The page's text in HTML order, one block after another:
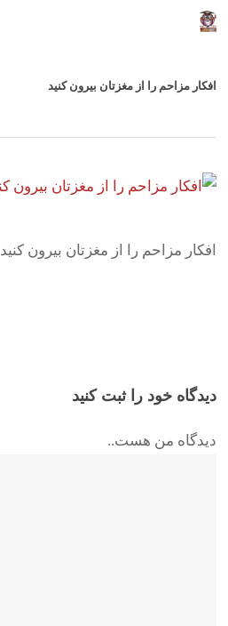
افکار مزاحم را از مغزتان بیرون کنید
افکار مزاحم را از مغزتان بیرون کنید
دیدگاه خود را ثبت کنید
دیدگاه من هست..